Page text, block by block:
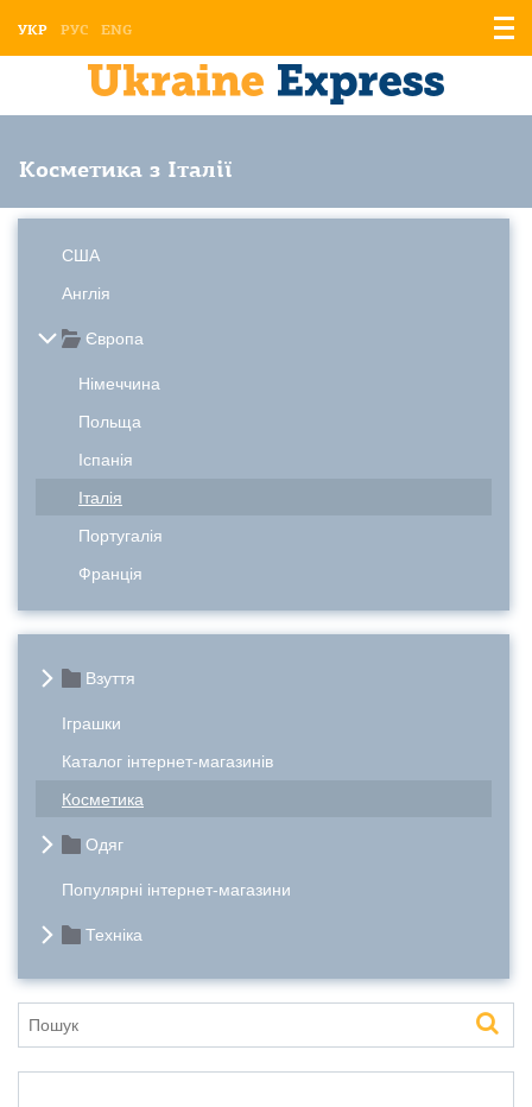
УКР РУС ENG
Косметика з Італії
США
Англія
Європа
Німеччина
Польща
Іспанія
Італія
Португалія
Франція
Взуття
Іграшки
Каталог інтернет-магазинів
Косметика
Одяг
Популярні інтернет-магазини
Техніка